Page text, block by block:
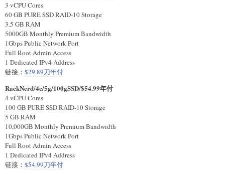
3 vCPU Cores
60 GB PURE SSD RAID-10 Storage
3.5 GB RAM
5000GB Monthly Premium Bandwidth
1Gbps Public Network Port
Full Root Admin Access
1 Dedicated IPv4 Address
链接： $29.89刀年付
RackNerd/4c/5g/100gSSD/$54.99年付
4 vCPU Cores
100 GB PURE SSD RAID-10 Storage
5 GB RAM
10,000GB Monthly Premium Bandwidth
1Gbps Public Network Port
Full Root Admin Access
1 Dedicated IPv4 Address
链接： $54.99刀年付